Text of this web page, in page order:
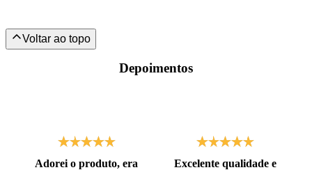
Depoimentos
Adorei o produto, era
Excelente qualidade e